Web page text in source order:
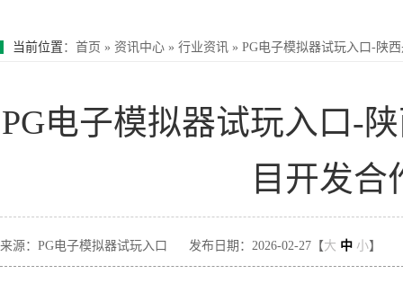
当前位置 ： 首页 » 资讯中心 » 行业资讯 » PG电子模拟器试玩入口-陕
PG电子模拟器试玩入口-
目开发合
来源：PG电子模拟器试玩入口 发布日期：2026-02-27【大 中 小】